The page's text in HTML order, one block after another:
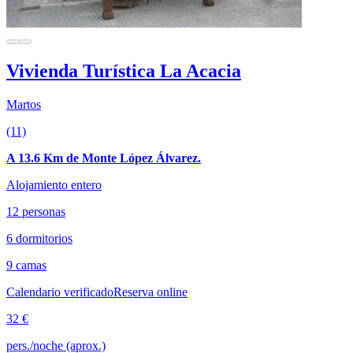
Vivienda Turística La Acacia
Martos
(11)
A 13.6 Km de Monte López Álvarez.
Alojamiento entero
12 personas
6 dormitorios
9 camas
Calendario verificadoReserva online
32 €
pers./noche (aprox.)